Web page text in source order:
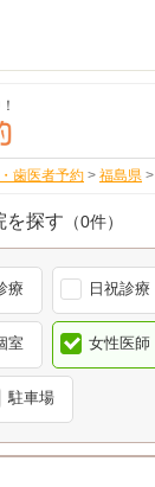
歯医者予約 > 福島県 >
を探す （0件）
療 日祝診療
室 女性医師
駐車場